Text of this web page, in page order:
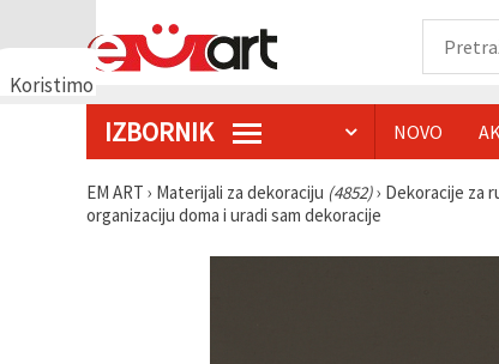
Koristimo
IZBORNIK NOVO
EM ART › Materijali za dekoraciju (4852)› Dekoracije za
organizaciju doma i uradi sam dekoracije